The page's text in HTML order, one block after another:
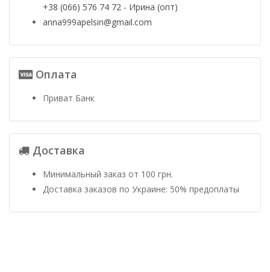
+38 (066) 576 74 72 - Ирина (опт)
anna999apelsin@gmail.com
Оплата
Приват Банк
Доставка
Минимальный заказ от 100 грн.
Доставка заказов по Украине: 50% предоплаты